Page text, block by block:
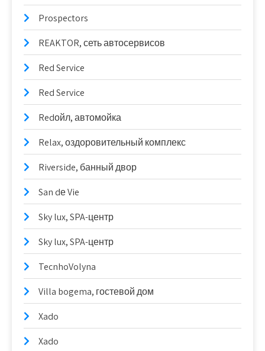
Prospectors
REAKTOR, сеть автосервисов
Red Service
Red Service
Redойл, автомойка
Relax, оздоровительный комплекс
Riverside, банный двор
San dе Vie
Sky lux, SPA-центр
Sky lux, SPA-центр
TecnhoVolyna
Villa bogema, гостевой дом
Xado
Xado